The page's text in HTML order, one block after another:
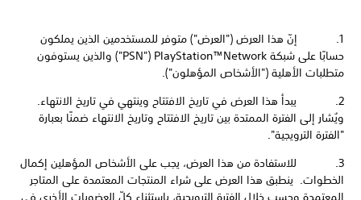
1. إنّ هذا العرض ("العرض") متوفر للمستخدمين الذين يملكون
حسابًا على شبكة PlayStation™Network ‏("PSN") والذين يستوفون
متطلبات الأهلية ("الأشخاص المؤهلون").
2. يبدأ هذا العرض في تاريخ الافتتاح وينتهي في تاريخ الانتهاء.
ويُشار إلى الفترة الممتدة بين تاريخ الافتتاح وتاريخ الانتهاء ضمنًا بعبارة
"الفترة الترويجية".
3. للاستفادة من هذا العرض، يجب على الأشخاص المؤهلين إكمال
الخطوات. ينطبق هذا العرض على شراء المنتجات المعتمدة على المتاجر
المعتمدة وحسب خلال الفترة الترويجية، باستثناء كلّ العضويات الأخرى في